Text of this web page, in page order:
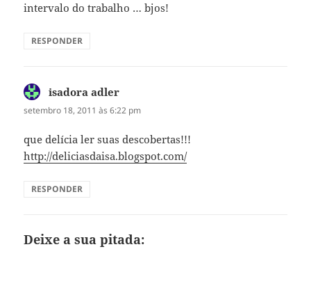
intervalo do trabalho … bjos!
RESPONDER
isadora adler
setembro 18, 2011 às 6:22 pm
que delícia ler suas descobertas!!!
http://deliciasdaisa.blogspot.com/
RESPONDER
Deixe a sua pitada: